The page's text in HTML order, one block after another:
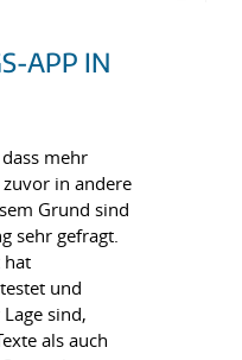
APP IN
mehr
in andere
Grund sind
sehr gefragt.
hat
und
sind,
als auch